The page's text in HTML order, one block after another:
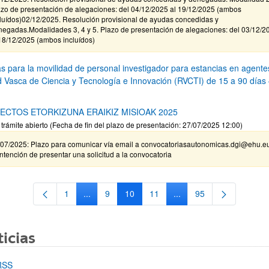
de presentación de alegaciones: del 04/12/2025 al 19/12/2025 (ambos
12/2025. Resolución provisional de ayudas concedidas y
3, 4 y 5. Plazo de presentación de alegaciones: del 03/12/
12/2025 (ambos incluídos)
para la movilidad de personal investigador para estancias en
Vasca de Ciencia y Tecnología e Innovación (RVCTI) de 15 a 90 días
ETORKIZUNA ERAIKIZ MISIOAK 2025
abierto (Fecha de fin del plazo de presentación: 27/07/2025 12:00)
2025: Plazo para comunicar vía email a
de presentar una solicitud a la convocatoria
Página
1 ...Páginas intermedias Use TAB para desplazarse.
Página
9 Página
10 Página
11 ...Páginas intermedias
Página
95